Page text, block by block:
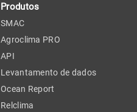
Produtos
SMAC
Agroclima PRO
API
Levantamento de dados
Ocean Report
Relclima